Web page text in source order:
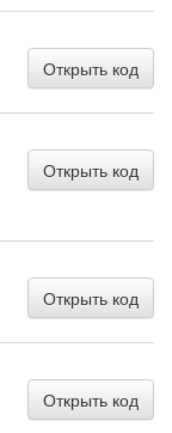
Открыть код
Открыть код
Открыть код
Открыть код